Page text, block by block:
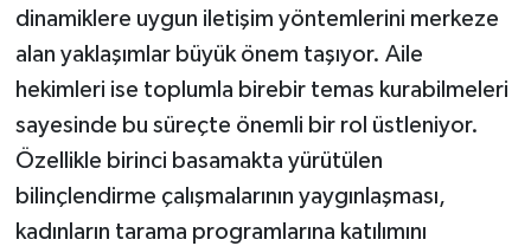
dinamiklere uygun iletişim yöntemlerini merkeze
alan yaklaşımlar büyük önem taşıyor. Aile
hekimleri ise toplumla birebir temas kurabilmeleri
sayesinde bu süreçte önemli bir rol üstleniyor.
Özellikle birinci basamakta yürütülen
bilinçlendirme çalışmalarının yaygınlaşması,
kadınların tarama programlarına katılımını